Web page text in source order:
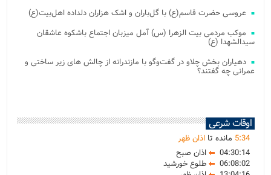
عروسی حضرت قاسم(ع) با گل‌باران و اشک هزاران دلداده اهل‌بیت(ع)
موکب مردمی بیت‌ الزهرا (س) آمل میزبان اجتماع باشکوه عاشقان
سیدالشهدا (ع)
دهیاران بخش چلاو در گفت‌وگو با مازندرانه از چالش های زیر ساختی و
عمرانی چه گفتند؟
اوقات شرعی
5:34 مانده تااذان ظهر
04:30:14
اذان صبح
06:08:02
طلوع خورشید